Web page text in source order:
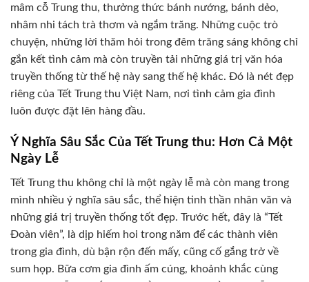
mâm cỗ Trung thu, thưởng thức bánh nướng, bánh dẻo,
nhâm nhi tách trà thơm và ngắm trăng. Những cuộc trò
chuyện, những lời thăm hỏi trong đêm trăng sáng không chỉ
gắn kết tình cảm mà còn truyền tải những giá trị văn hóa
truyền thống từ thế hệ này sang thế hệ khác. Đó là nét đẹp
riêng của Tết Trung thu Việt Nam, nơi tình cảm gia đình
luôn được đặt lên hàng đầu.
Ý Nghĩa Sâu Sắc Của Tết Trung thu: Hơn Cả Một
Ngày Lễ
Tết Trung thu không chỉ là một ngày lễ mà còn mang trong
mình nhiều ý nghĩa sâu sắc, thể hiện tinh thần nhân văn và
những giá trị truyền thống tốt đẹp. Trước hết, đây là “Tết
Đoàn viên”, là dịp hiếm hoi trong năm để các thành viên
trong gia đình, dù bận rộn đến mấy, cũng cố gắng trở về
sum họp. Bữa cơm gia đình ấm cúng, khoảnh khắc cùng